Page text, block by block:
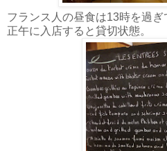
フランス人の昼食は13時を過ぎ
正午に入店すると貸切状態。